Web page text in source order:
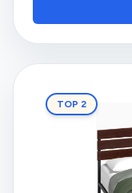
fácil de montar
ferramentas
TOP 2